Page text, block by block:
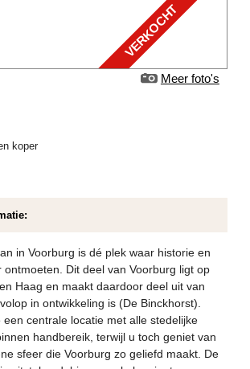
VERKOCHT
Meer foto's
koper
in Voorburg is dé plek waar historie en
ontmoeten. Dit deel van Voorburg ligt op
Haag en maakt daardoor deel uit van
in ontwikkeling is (De Binckhorst).
een centrale locatie met alle stedelijke
handbereik, terwijl u toch geniet van
sfeer die Voorburg zo geliefd maakt. De